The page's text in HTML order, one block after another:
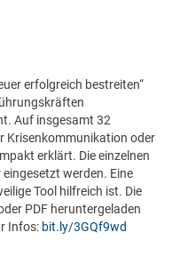
erfolgreich bestreiten“
Auf insgesamt 32
Krisenkommunikation oder
erklärt. Die einzelnen
werden. Eine
Tool hilfreich ist. Die
PDF heruntergeladen
Infos: bit.ly/3GQf9wd